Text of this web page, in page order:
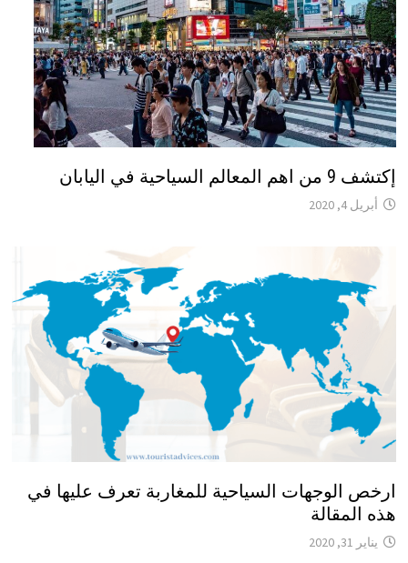
إكتشف 9 من اهم المعالم السياحية في اليابان
أبريل 4, 2020
ارخص الوجهات السياحية للمغاربة تعرف عليها في
هذه المقالة
يناير 31, 2020